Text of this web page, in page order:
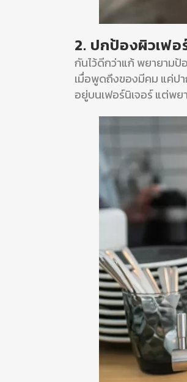
2. ปกป้องผิวเฟอ
กันไว้ดีกว่าแก้ พยายามป้
เมื่อพูดถึงของมีคม แค่ปา
อยู่บนเฟอร์นิเจอร์ แต่พย